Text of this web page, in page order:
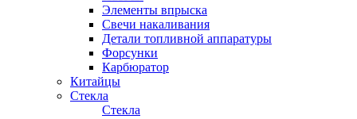
Элементы впрыска
Свечи накаливания
Детали топливной аппаратуры
Форсунки
Карбюратор
Китайцы
Стекла
Стекла